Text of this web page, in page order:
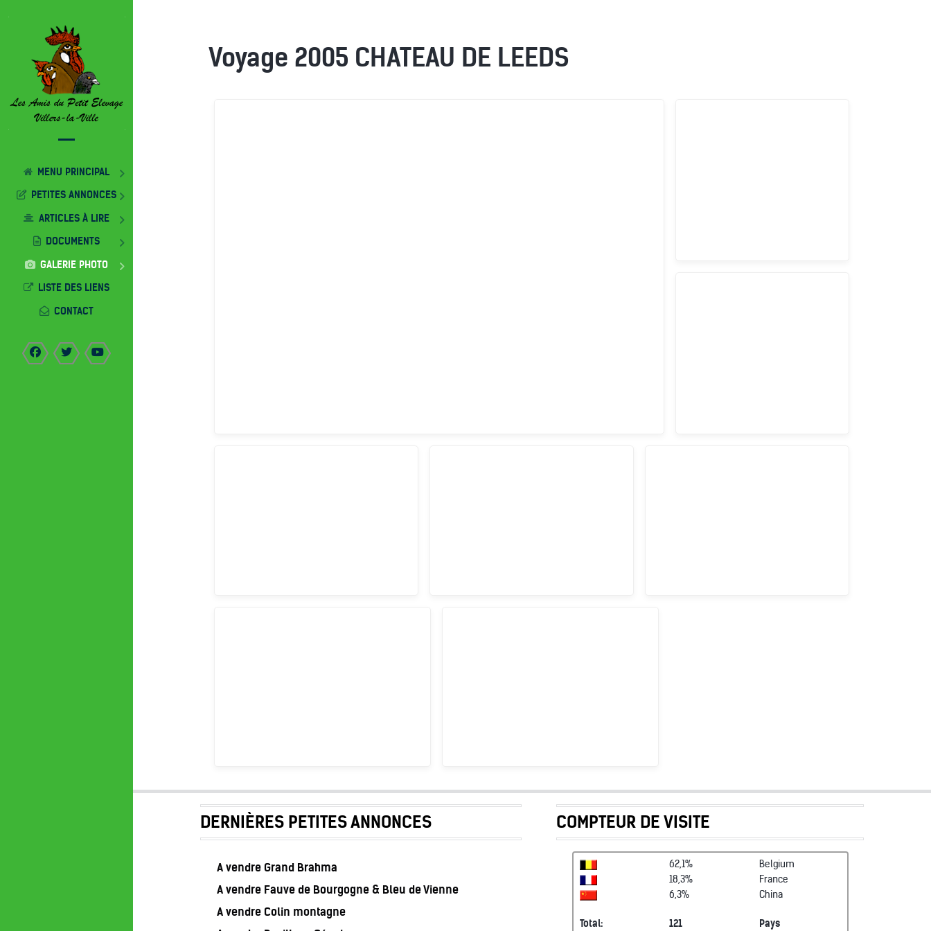
Voyage 2005 CHATEAU DE LEEDS
DERNIÈRES PETITES ANNONCES
A vendre Grand Brahma
A vendre Fauve de Bourgogne & Bleu de Vienne
A vendre Colin montagne
COMPTEUR DE VISITE
62,1%
Belgium
18,3%
France
6,3%
China
Total: 121 Pays
MENU PRINCIPAL
PETITES ANNONCES
ARTICLES À LIRE
DOCUMENTS
GALERIE PHOTO
LISTE DES LIENS
CONTACT